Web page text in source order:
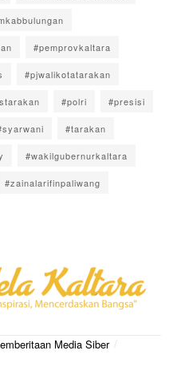
#pemprovkaltara
#pjwalikotatarakan
#polri #presisi
#tarakan
#wakilgubernurkaltara
#zainalarifinpaliwang
Media Siber